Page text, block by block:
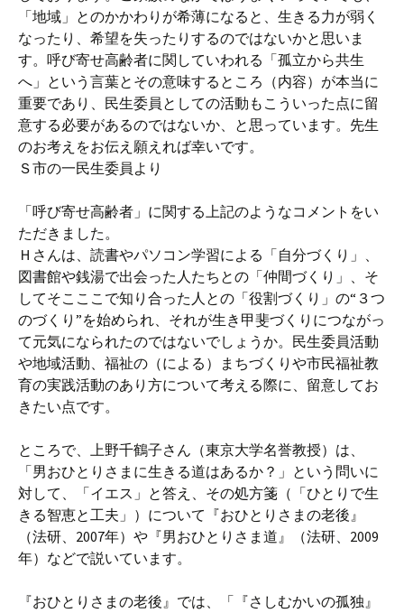
「地域」とのかかわりが希薄になると、生きる力が弱く
なったり、希望を失ったりするのではないかと思いま
す。呼び寄せ高齢者に関していわれる「孤立から共生
へ」という言葉とその意味するところ（内容）が本当に
重要であり、民生委員としての活動もこういった点に留
意する必要があるのではないか、と思っています。先生
のお考えをお伝え願えれば幸いです。
Ｓ市の一民生委員より
「呼び寄せ高齢者」に関する上記のようなコメントをい
ただきました。
Ｈさんは、読書やパソコン学習による「自分づくり」、
図書館や銭湯で出会った人たちとの「仲間づくり」、そ
してそこここで知り合った人との「役割づくり」の“３つ
のづくり”を始められ、それが生き甲斐づくりにつながっ
て元気になられたのではないでしょうか。民生委員活動
や地域活動、福祉の（による）まちづくりや市民福祉教
育の実践活動のあり方について考える際に、留意してお
きたい点です。
ところで、上野千鶴子さん（東京大学名誉教授）は、
「男おひとりさまに生きる道はあるか？」という問いに
対して、「イエス」と答え、その処方箋（「ひとりで生
きる智恵と工夫」）について『おひとりさまの老後』
（法研、2007年）や『男おひとりさま道』（法研、2009
年）などで説いています。
『おひとりさまの老後』では、「『さしむかいの孤独』